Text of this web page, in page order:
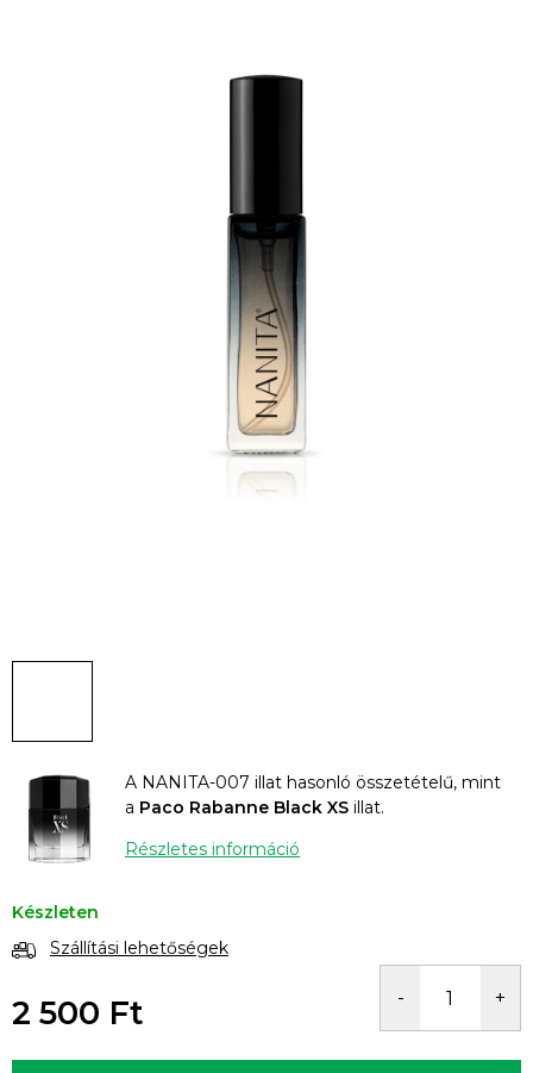
A NANITA-007 illat hasonló összetételű, mint
a Paco Rabanne Black XS illat.
Részletes információ
Készleten
Szállítási lehetőségek
2 500 Ft